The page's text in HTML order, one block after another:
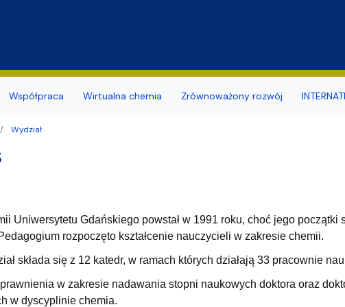
zatrudnienia
budynku
sieci i www
i Obsługi Technicznej
Fizyko-Chemicznych
naukowe
Współpraca Wirtualna chemia
i Radiochemii Środowiska
Ogólnej i Nieorganicznej
Teoretycznej
i Popularyzacji Nauki
Wirtualny spacer
Zrównoważony rozwój
Wydział
Uniwersytetu Gdańskiego powstał w 1991 roku, choć jego
rozpoczęto kształcenie nauczycieli w zakresie chemii.
składa się z 12 katedr, w ramach których działają 33 pracownie
w zakresie nadawania stopni naukowych doktora oraz
w dyscyplinie chemia.